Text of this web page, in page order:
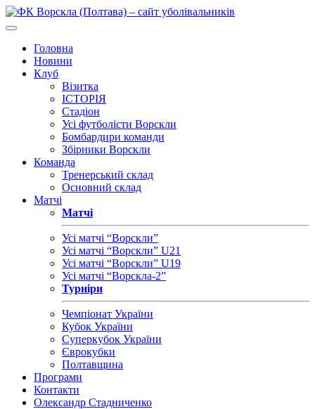
Головна
Новини
Клуб
Візитка
ІСТОРІЯ
Стадіон
Усі футболісти Ворскли
Бомбардири команди
Збірники Ворскли
Команда
Тренерський склад
Основний склад
Матчі
Матчі
Усі матчі “Ворскли”
Усі матчі “Ворскли” U21
Усі матчі “Ворскли” U19
Усі матчі “Ворскла-2”
Турніри
Чемпіонат України
Кубок України
Суперкубок України
Єврокубки
Полтавщина
Програми
Контакти
Олександр Стадниченко